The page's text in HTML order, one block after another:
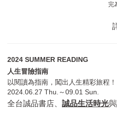
完
2024 SUMMER READING
人生冒險指南
以閱讀為指南，闖出人生精彩旅程！
2024.06.27 Thu.～09.01 Sun.
全台誠品書店、 誠品生活時光與